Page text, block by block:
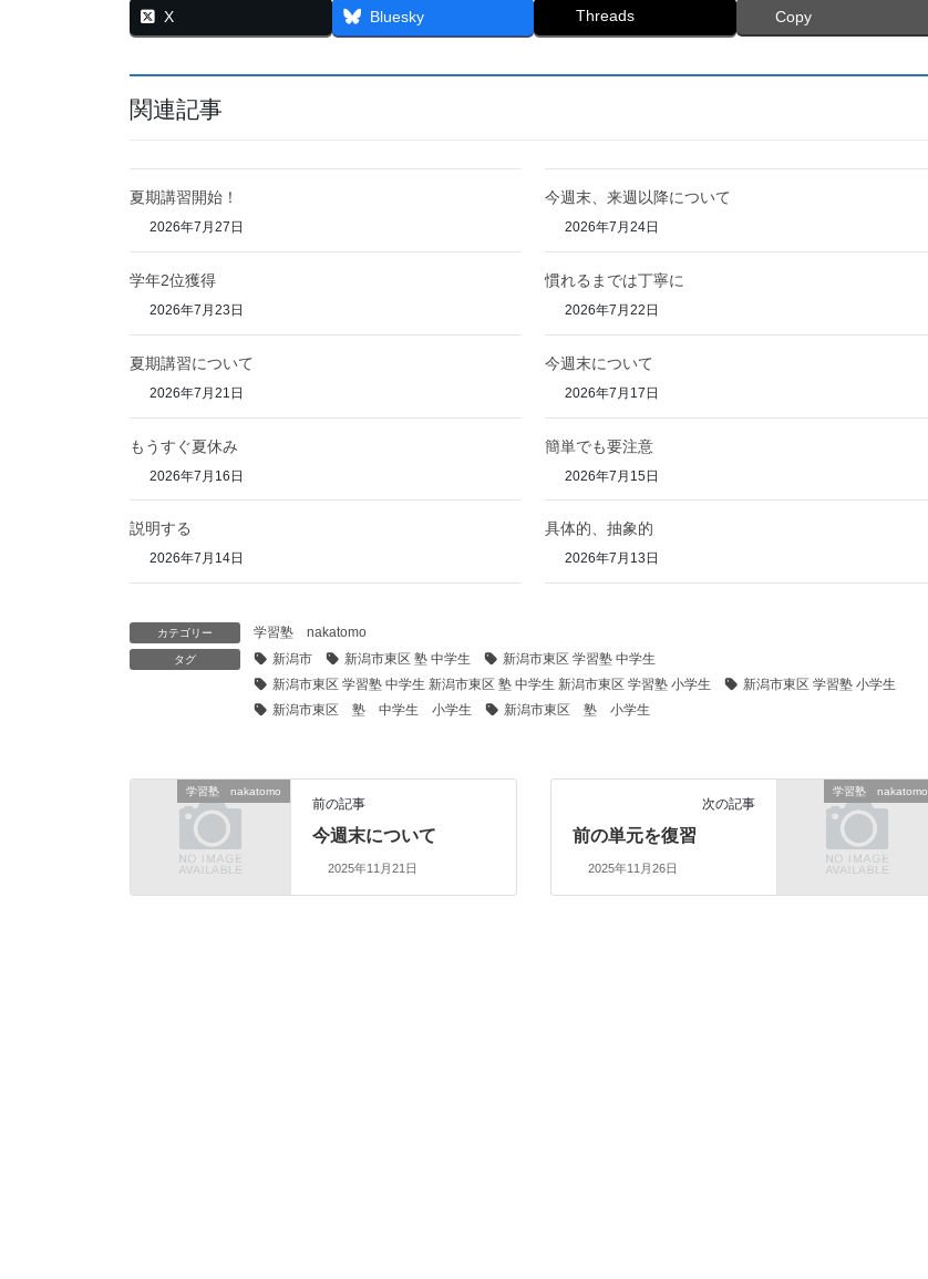
X Bluesky Threads Copy
関連記事
夏期講習開始！
2026年7月27日
今週末、来週以降について
2026年7月24日
学年2位獲得
2026年7月23日
慣れるまでは丁寧に
2026年7月22日
夏期講習について
2026年7月21日
今週末について
2026年7月17日
もうすぐ夏休み
2026年7月16日
簡単でも要注意
2026年7月15日
説明する
2026年7月14日
具体的、抽象的
2026年7月13日
カテゴリー 学習塾 nakatomo
タグ 新潟市 新潟市東区 塾 中学生
新潟市東区 学習塾 中学生
新潟市東区 学習塾 中学生 新潟市東区 塾 中学生 新潟市東区 学習塾 小学生
新潟市東区 学習塾 小学生
新潟市東区 塾 中学生 小学生
新潟市東区 塾 小学生
学習塾 nakatomo
前の記事
今週末について
2025年11月21日
学習塾 nakatomo
次の記事
前の単元を復習
2025年11月26日